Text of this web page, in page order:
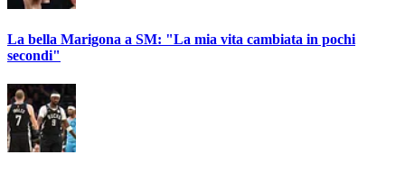
La bella Marigona a SM: "La mia vita cambiata in pochi
secondi"